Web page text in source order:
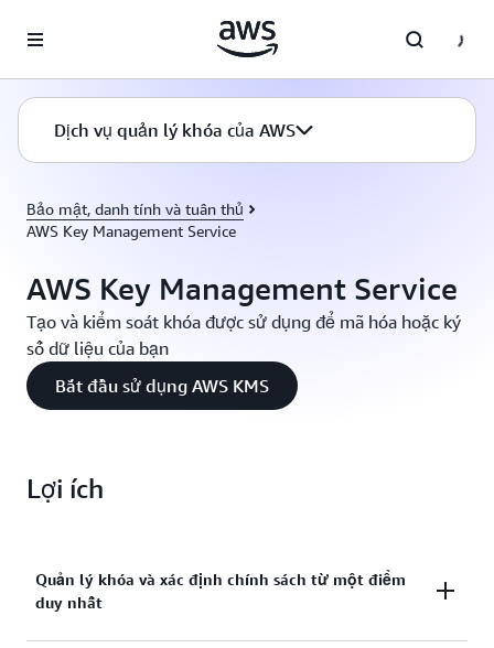
Dịch vụ quản lý khóa của AWS
Bảo mật, danh tính và tuân thủ
AWS Key Management Service
AWS Key Management Service
Tạo và kiểm soát khóa được sử dụng để mã hóa hoặc ký
số dữ liệu của bạn
Bắt đầu sử dụng AWS KMS
Lợi ích
Quản lý khóa và xác định chính sách từ một điểm
duy nhất